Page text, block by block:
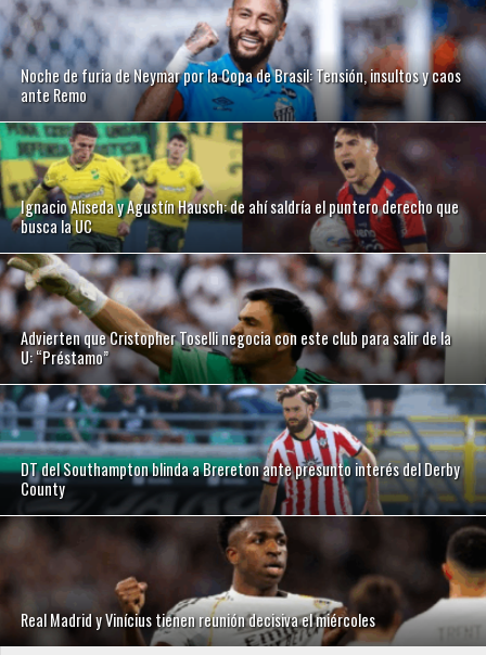
Noche de furia de Neymar por la Copa de Brasil: Tensión, insultos y caos
ante Remo
Ignacio Aliseda y Agustín Hausch: de ahí saldría el puntero derecho que
busca la UC
Advierten que Cristopher Toselli negocia con este club para salir de la
U: “Préstamo”
DT del Southampton blinda a Brereton ante presunto interés del Derby
County
Real Madrid y Vinícius tienen reunión decisiva el miércoles